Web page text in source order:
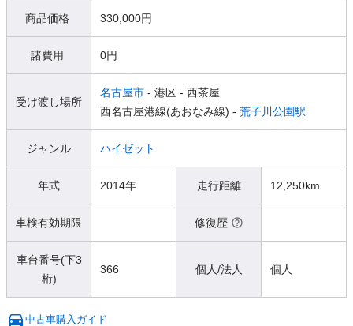
商品価格 330,000円
諸費用 0円
受け渡し場所
名古屋市 - 港区 - 西茶屋
西名古屋港線(あおなみ線) - 荒子川公園駅
ジャンル ハイゼット
年式 2014年 走行距離 12,250km
車検有効期限 修復歴
車台番号(下3
桁)
366 個人/法人 個人
中古車購入ガイド